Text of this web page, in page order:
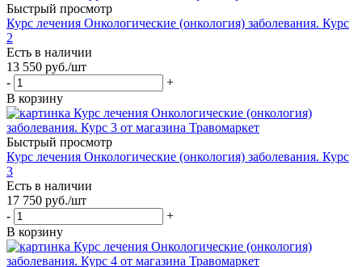
Быстрый просмотр
Курс лечения Онкологические (онкология) заболевания. Курс
2
Есть в наличии
13 550 руб./шт
-
+
В корзину
Быстрый просмотр
Курс лечения Онкологические (онкология) заболевания. Курс
3
Есть в наличии
17 750 руб./шт
-
+
В корзину